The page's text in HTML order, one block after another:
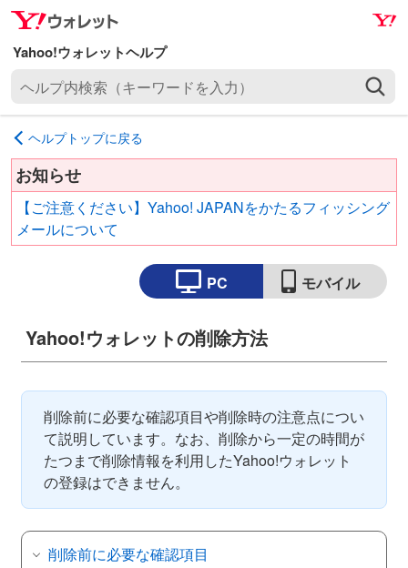
ナ
ビ
ゲ
ー
ョ
ン
へ
ス
ッ
メ
イ
ン
コ
テ
ン
ツ
へ
キ
プ
内
検
索
キ
入
ヘルプトップに戻る
お知らせ
【ご注意ください】Yahoo! JAPANをかたるフィッシング
メールについて
PC モバイル
Yahoo!ウォレットの削除方法
削除前に必要な確認項目や削除時の注意点につい
て説明しています。なお、削除から一定の時間が
たつまで削除情報を利用したYahoo!ウォレット
の登録はできません。
削除前に必要な確認項目